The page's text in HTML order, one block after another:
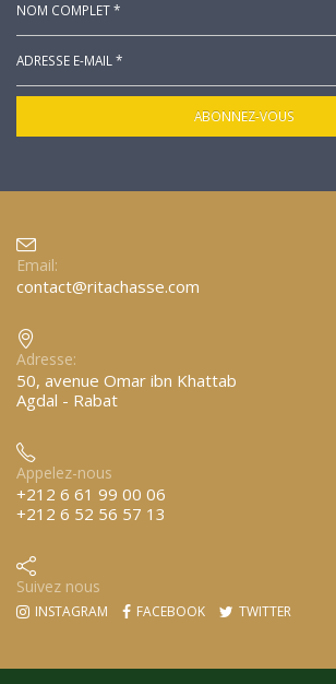
Email:
contact@ritachasse.com
Adresse:
50, avenue Omar ibn Khattab
Agdal - Rabat
Appelez-nous
+212 6 61 99 00 06
+212 6 52 56 57 13
Suivez nous
INSTAGRAM FACEBOOK TWITTER